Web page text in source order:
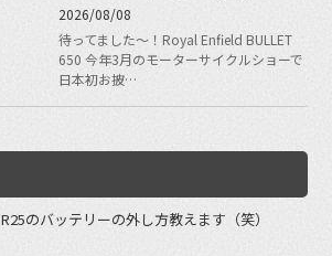
2026/08/08
待ってました〜！Royal Enfield BULLET
650 今年3月のモーターサイクルショーで
日本初お披…
R25のバッテリーの外し方教えます（笑）